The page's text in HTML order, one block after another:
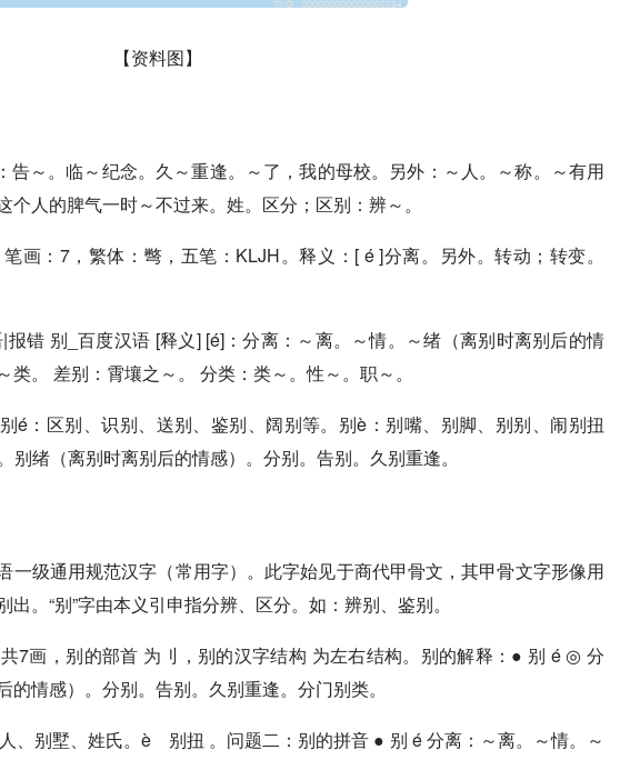
【资料图】
告～。临～纪念。久～重逢。～了，我的母校。另外：～人。～称。～有用
人的脾气一时～不过来。姓。区分；区别：辨～。
画：7，繁体：彆，五笔：KLJH。释义：[ é ]分离。另外。转动；转变。
错 别_百度汉语 [释义] [é]：分离：～离。～情。～绪（离别时离别后的情
。 差别：霄壤之～。 分类：类～。性～。职～。
é：区别、识别、送别、鉴别、阔别等。别è：别嘴、别脚、别别、闹别扭
绪（离别时离别后的情感）。分别。告别。久别重逢。
一级通用规范汉字（常用字）。此字始见于商代甲骨文，其甲骨文字形像用
。“别”字由本义引申指分辨、区分。如：辨别、鉴别。
7画，别的部首 为刂，别的汉字结构 为左右结构。别的解释：● 别 é ◎ 分
情感）。分别。告别。久别重逢。分门别类。
别墅、姓氏。è 别扭 。问题二：别的拼音 ● 别 é 分离：～离。～情。～